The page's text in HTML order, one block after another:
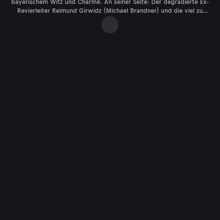
bayerischem Witz und Charme. An seiner Seite: Der degradierte Ex-
Revierleiter Reimund Girwidz (Michael Brandner) und die viel zu
neugierige Bäckerei-Inhaberin Barbara Hansen (Monika Gruber).